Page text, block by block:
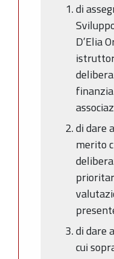
di
D’Elia
di dare
merito
di dare
cui